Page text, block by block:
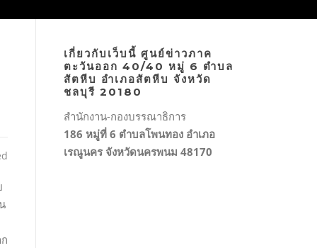
เกี่ยวกับเว็บนี้ ศูนย์ข่าวภาค
ตะวันออก 40/40 หมู่ 6 ตำบล
สัตหีบ อำเภอสัตหีบ จังหวัด
ชลบุรี 20180
สำนักงาน-กองบรรณาธิการ
186 หมู่ที่ 6 ตำบลโพนทอง อำเภอ
เรณูนคร จังหวัดนครพนม 48170